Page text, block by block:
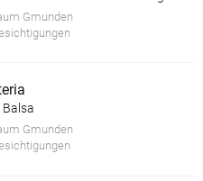
Gmunden
Gmunden